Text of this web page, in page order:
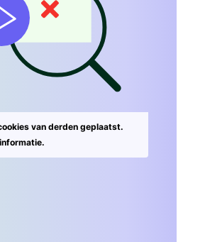
van derden geplaatst.